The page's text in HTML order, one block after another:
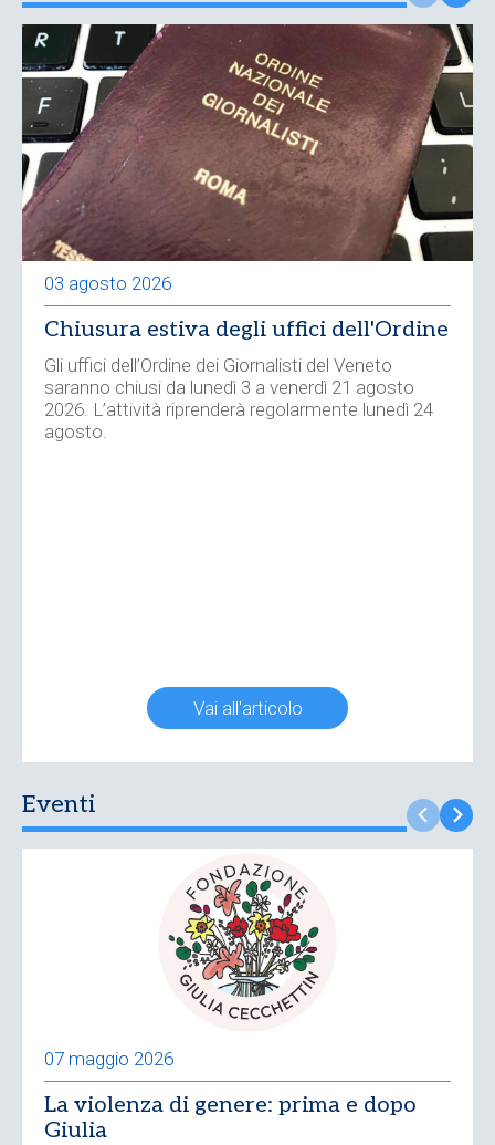
03 agosto 2026
Chiusura estiva degli uffici dell'Ordine
Gli uffici dell’Ordine dei Giornalisti del Veneto
saranno chiusi da lunedì 3 a venerdì 21 agosto
2026. L’attività riprenderà regolarmente lunedì 24
agosto.
Vai all'articolo
Eventi
07 maggio 2026
La violenza di genere: prima e dopo
Giulia